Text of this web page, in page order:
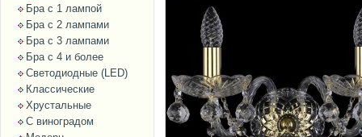
Бра с 1 лампой
Бра с 2 лампами
Бра с 3 лампами
Бра с 4 и более
Светодиодные (LED)
Классические
Хрустальные
С виноградом